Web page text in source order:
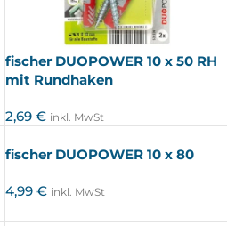
fischer DUOPOWER 10 x 50 RH
mit Rundhaken
2,69€ inkl. MwSt
fischer DUOPOWER 10 x 80
4,99€ inkl. MwSt